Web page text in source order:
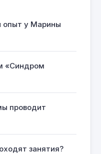
опыт у Марины
«Синдром
проводит
занятия?